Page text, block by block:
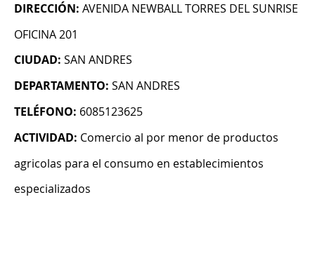
DIRECCIÓN: AVENIDA NEWBALL TORRES DEL SUNRISE
OFICINA 201
CIUDAD: SAN ANDRES
DEPARTAMENTO: SAN ANDRES
TELÉFONO: 6085123625
ACTIVIDAD: Comercio al por menor de productos
agricolas para el consumo en establecimientos
especializados